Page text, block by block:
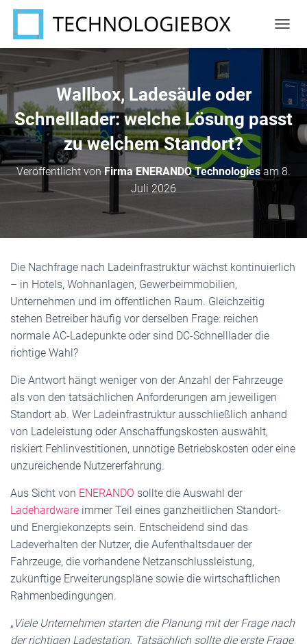
A
G
I
M
C
E
Wallbox, Ladesäule oder
Schnelllader: welche Lösung passt
zu welchem Standort?
Veröffentlicht von Firma ENERANDO Technologiesam 8.
Juli 2026
Die Nachfrage nach Ladeinfrastruktur wächst kontinuierlich
– in Hotels, Wohnanlagen, Gewerbeimmobilien,
Unternehmen und im öffentlichen Raum. Gleichzeitig
stehen Betreiber häufig vor derselben Frage: reichen
normale AC-Ladepunkte oder sind DC-Schnelllader die
richtige Wahl?
Die Antwort hängt weniger von der Anzahl der Fahrzeuge
als von den tatsächlichen Anforderungen am jeweiligen
Standort ab. Wer Ladeinfrastruktur ausschließlich anhand
von Ladeleistung oder Anschaffungskosten auswählt,
riskiert Fehlinvestitionen, unnötige Betriebskosten oder eine
unzureichende Nutzererfahrung.
Aus Sicht von ENERANDO sollte die Auswahl der
Ladehardware immer Teil eines ganzheitlichen Standort-
und Energiekonzepts sein. Entscheidend sind das
Ladeverhalten der Nutzer, die Aufenthaltsdauer der
Fahrzeuge, die vorhandene Netzanschlussleistung,
zukünftige Erweiterungspläne sowie die wirtschaftlichen
Rahmenbedingungen.
„ Viele Unternehmen starten die Planung mit der Frage nach
der richtigen Ladestation. Tatsächlich sollte die erste Frage